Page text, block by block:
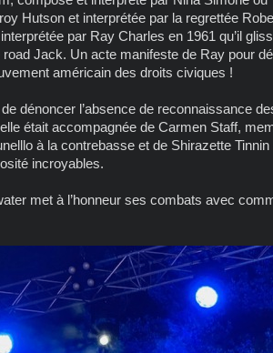
Hutson et interprétée par la regrettée
par Ray Charles en 1961 qu’il
Jack. Un acte manifeste de Ray pour
américain des droits civiques !
dénoncer l’absence de reconnaissance
était accompagnée de Carmen Staff,
à la contrebasse et de Shirazette
incroyables.
met à l’honneur ses combats avec